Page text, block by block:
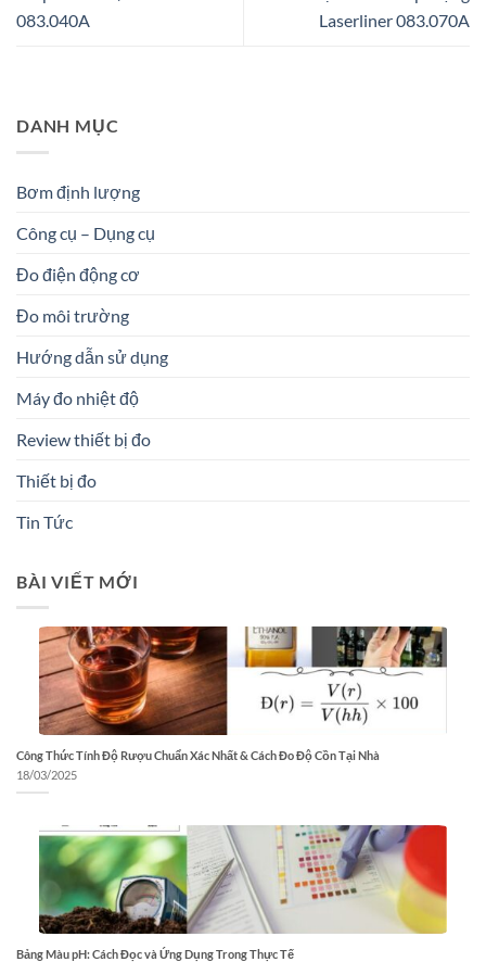
083.040A
Laserliner 083.070A
DANH MỤC
Bơm định lượng
Công cụ – Dụng cụ
Đo điện động cơ
Đo môi trường
Hướng dẫn sử dụng
Máy đo nhiệt độ
Review thiết bị đo
Thiết bị đo
Tin Tức
BÀI VIẾT MỚI
Công Thức Tính Độ Rượu Chuẩn Xác Nhất & Cách Đo Độ Cồn Tại Nhà
18/03/2025
Bảng Màu pH: Cách Đọc và Ứng Dụng Trong Thực Tế